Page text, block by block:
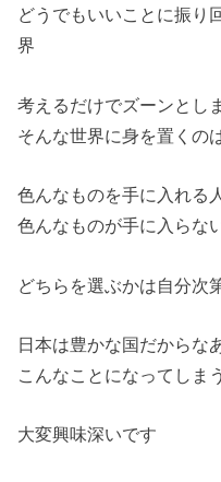
どうでもいいことに振り
界
考えるだけでズーンとし
そんな世界に身を置くの
色んなものを手に入れる
色んなものが手に入らな
どちらを選ぶかは自分次
日本は豊かな国だからな
こんなことになってしま
大変興味深いです